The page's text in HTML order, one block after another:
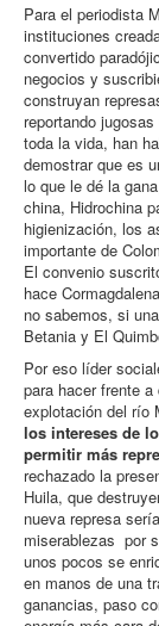
Para el periodista
instituciones
convertido
negocios y
construyan
reportando
toda la vida, han
demostrar que es
lo que le dé la
china, Hidrochina
higienización, los
importante de
El convenio
hace
no sabemos, si
Betania y El
Por eso líder
para hacer frente
explotación del río
los intereses de
permitir más
rechazado la
Huila, que
nueva represa
miserablezas por
unos pocos se
en manos de una
ganancias, paso